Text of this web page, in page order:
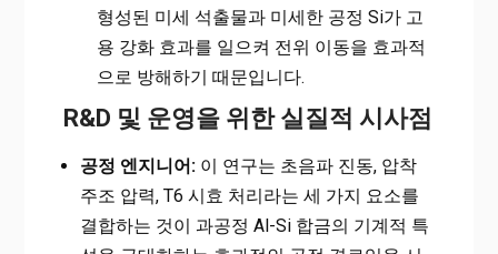
형성된 미세 석출물과 미세한 공정 Si가 고
용 강화 효과를 일으켜 전위 이동을 효과적
으로 방해하기 때문입니다.
R&D 및 운영을 위한 실질적 시사점
공정 엔지니어:이 연구는 초음파 진동, 압착
주조 압력, T6 시효 처리라는 세 가지 요소를
결합하는 것이 과공정 Al-Si 합금의 기계적 특